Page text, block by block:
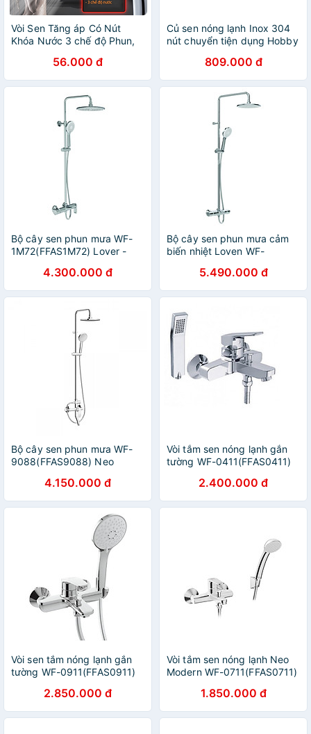
Vòi Sen Tăng áp Có Nút
Khóa Nước 3 chế độ Phun,
Vàng Gold 206783m
56.000 đ
Củ sen nóng lạnh Inox 304
nút chuyển tiện dụng Hobby
809.000 đ
Bộ cây sen phun mưa WF-
1M72(FFAS1M72) Lover -
Standard4.300.000 đ
Bộ cây sen phun mưa cảm
biến nhiệt Loven WF-
chính hãng American
Standard
5.490.000 đ
Bộ cây sen phun mưa WF-
9088(FFAS9088) Neo
American Standard
4.150.000 đ
Vòi tắm sen nóng lạnh gắn
tường WF-0411(FFAS0411)
chính hãng American
Standard
2.400.000 đ
Vòi sen tắm nóng lạnh gắn
tường WF-0911(FFAS0911)
American Standard
2.850.000 đ
Vòi tắm sen nóng lạnh Neo
Modern WF-0711(FFAS0711)
Standard1.850.000 đ